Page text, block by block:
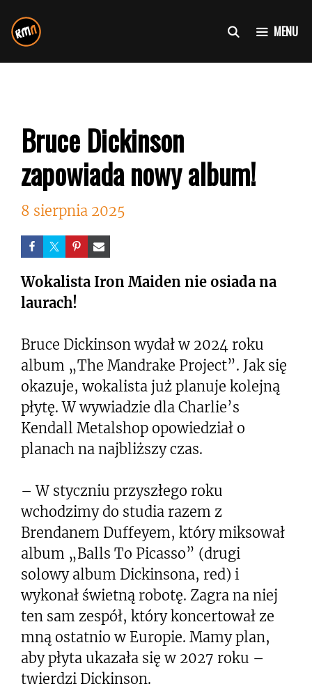
do
treści
MENU
Bruce Dickinson
zapowiada nowy album!
8 sierpnia 2025
Wokalista Iron Maiden nie osiada na
laurach!
Bruce Dickinson wydał w 2024 roku
album „The Mandrake Project”. Jak się
okazuje, wokalista już planuje kolejną
płytę. W wywiadzie dla Charlie’s
Kendall Metalshop opowiedział o
planach na najbliższy czas.
– W styczniu przyszłego roku
wchodzimy do studia razem z
Brendanem Duffeyem, który miksował
album „Balls To Picasso” (drugi
solowy album Dickinsona, red) i
wykonał świetną robotę. Zagra na niej
ten sam zespół, który koncertował ze
mną ostatnio w Europie. Mamy plan,
aby płyta ukazała się w 2027 roku –
twierdzi Dickinson.